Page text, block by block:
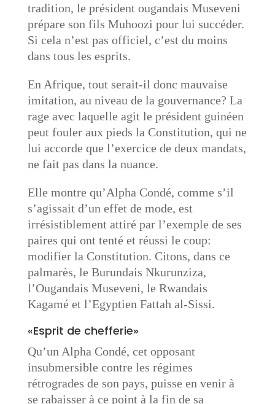
tradition, le président ougandais Museveni
prépare son fils Muhoozi pour lui succéder.
Si cela n’est pas officiel, c’est du moins
dans tous les esprits.
En Afrique, tout serait-il donc mauvaise
imitation, au niveau de la gouvernance? La
rage avec laquelle agit le président guinéen
peut fouler aux pieds la Constitution, qui ne
lui accorde que l’exercice de deux mandats,
ne fait pas dans la nuance.
Elle montre qu’Alpha Condé, comme s’il
s’agissait d’un effet de mode, est
irrésistiblement attiré par l’exemple de ses
paires qui ont tenté et réussi le coup:
modifier la Constitution. Citons, dans ce
palmarès, le Burundais Nkurunziza,
l’Ougandais Museveni, le Rwandais
Kagamé et l’Egyptien Fattah al-Sissi.
«Esprit de chefferie»
Qu’un Alpha Condé, cet opposant
insubmersible contre les régimes
rétrogrades de son pays, puisse en venir à
se rabaisser à ce point à la fin de sa